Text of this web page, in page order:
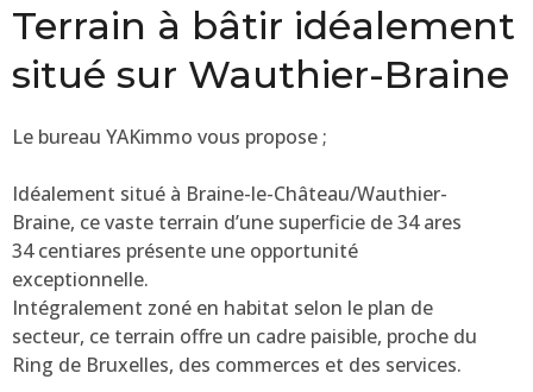
Terrain à bâtir idéalement
situé sur Wauthier-Braine
Le bureau YAKimmo vous propose ;
Idéalement situé à Braine-le-Château/Wauthier-
Braine, ce vaste terrain d’une superficie de 34 ares
34 centiares présente une opportunité
exceptionnelle.
Intégralement zoné en habitat selon le plan de
secteur, ce terrain offre un cadre paisible, proche du
Ring de Bruxelles, des commerces et des services.